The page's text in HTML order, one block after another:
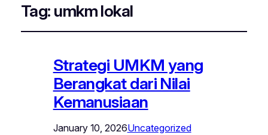
Tag: umkm lokal
Strategi UMKM yang
Berangkat dari Nilai
Kemanusiaan
January 10, 2026Uncategorized